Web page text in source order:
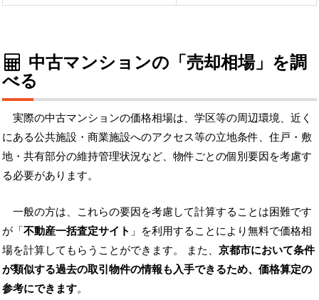
中古マンションの「売却相場」を調
べる
実際の中古マンションの価格相場は、学区等の周辺環境、近く
にある公共施設・商業施設へのアクセス等の立地条件、住戸・敷
地・共有部分の維持管理状況など、物件ごとの個別要因を考慮す
る必要があります。
一般の方は、これらの要因を考慮して計算することは困難です
が「不動産一括査定サイト 」を利用することにより無料で価格相
場を計算してもらうことができます。 また、 京都市において条件
が類似する過去の取引物件の情報も入手できるため、価格算定の
参考にできます。